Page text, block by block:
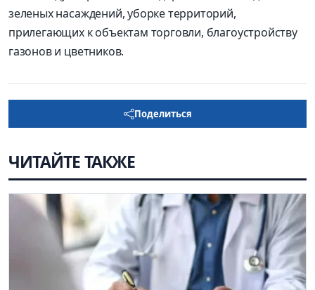
зеленых насаждений, уборке территорий,
прилегающих к объектам торговли, благоустройству
газонов и цветников.
Поделиться
ЧИТАЙТЕ ТАКЖЕ